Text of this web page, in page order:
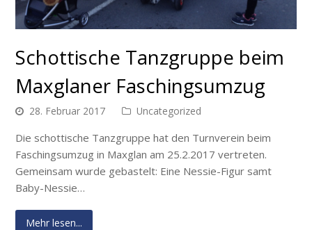
Schottische Tanzgruppe beim
Maxglaner Faschingsumzug
28. Februar 2017 Uncategorized
Die schottische Tanzgruppe hat den Turnverein beim
Faschingsumzug in Maxglan am 25.2.2017 vertreten.
Gemeinsam wurde gebastelt: Eine Nessie-Figur samt
Baby-Nessie…
Mehr lesen...